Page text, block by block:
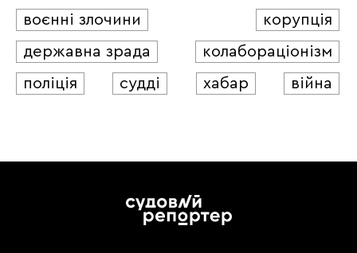
воєнні злочини
корупція
державна зрада
колабораціонізм
поліція
судді хабар війна